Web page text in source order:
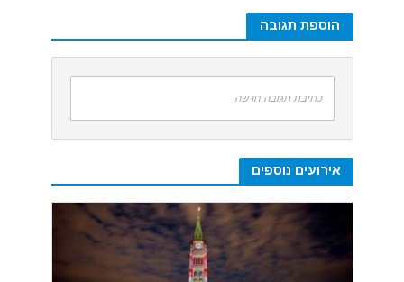
הוספת תגובה
כתיבת תגובה חדשה
אירועים נוספים